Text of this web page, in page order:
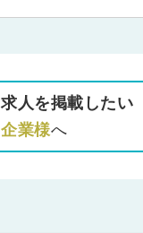
求人を掲載したい
企業様へ